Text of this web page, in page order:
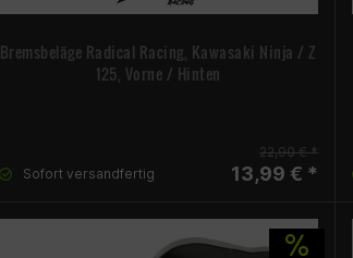
Bremsbeläge Radical Racing, Kawasaki Ninja / Z
125, Vorne / Hinten
Sofort versandfertig
22,90 € *
13,99 € *